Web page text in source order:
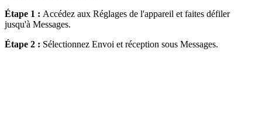
Étape 1 : Accédez aux Réglages de l'appareil et faites défiler
jusqu'à Messages.
Étape 2 : Sélectionnez Envoi et réception sous Messages.